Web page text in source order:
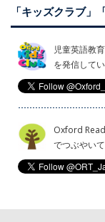
「キッズクラブ
児童英語教
を発信してい
Oxford
でつぶやいて